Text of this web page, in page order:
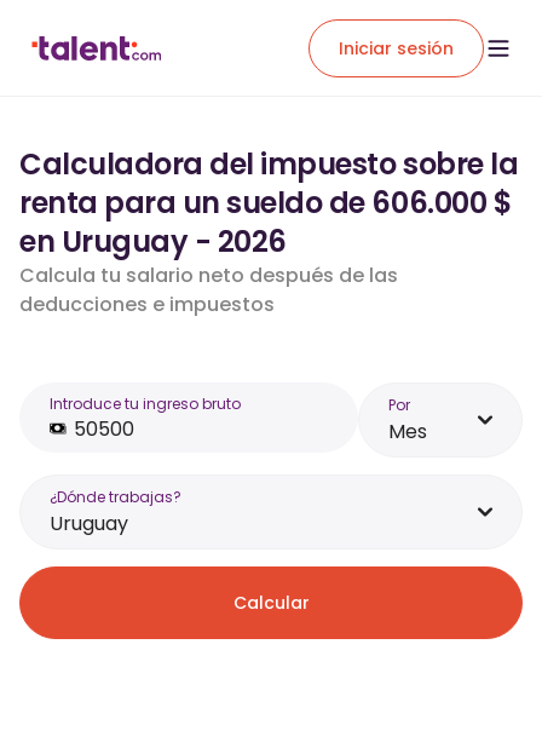
Iniciar sesión
Calculadora del impuesto sobre la
renta para un sueldo de 606.000 $
en Uruguay - 2026
Calcula tu salario neto después de las
deducciones e impuestos
Introduce tu ingreso bruto Por
Mes
¿Dónde trabajas?
Uruguay
Calcular